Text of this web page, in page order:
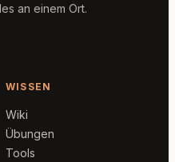
an einem Ort.
WISSEN
Wiki
Übungen
Tools